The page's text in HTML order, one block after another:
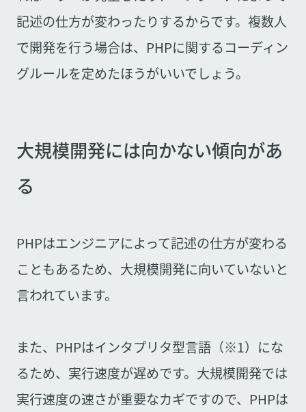
記述の仕方が変わったりするからです。複数人
で開発を行う場合は、PHPに関するコーディン
グルールを定めたほうがいいでしょう。
大規模開発には向かない傾向があ
る
PHPはエンジニアによって記述の仕方が変わる
こともあるため、大規模開発に向いていないと
言われています。
また、PHPはインタプリタ型言語（※1）にな
るため、実行速度が遅めです。大規模開発では
実行速度の速さが重要なカギですので、PHPは